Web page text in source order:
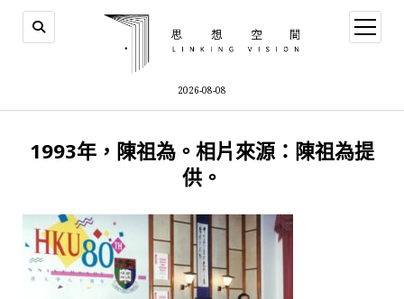
2026-08-08
open
menu
1993年，陳祖為。相片來源：陳祖為提
供。